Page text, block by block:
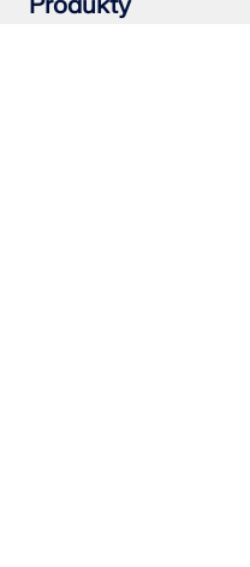
Ocelové konstrukce